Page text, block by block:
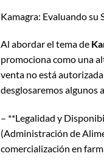
Kamagra: Evaluando su
Al abordar el tema de
promociona como una
venta no está
desglosaremos algunos
– **Legalidad y
(Administración de
comercialización en